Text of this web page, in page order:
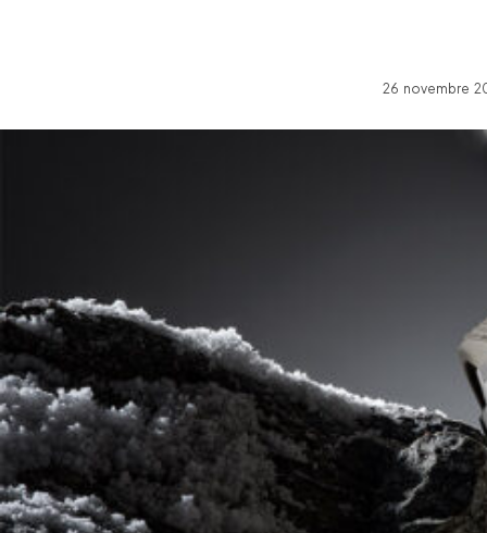
26 novembre